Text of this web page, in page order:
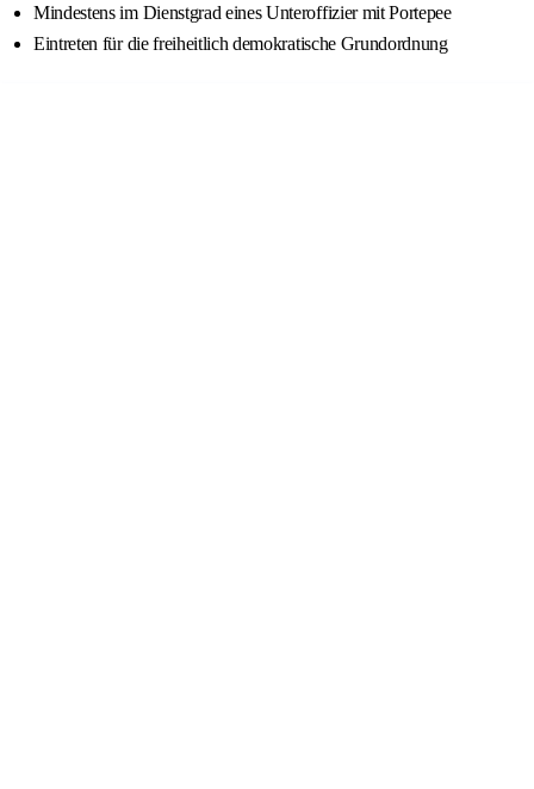
Mindestens im Dienstgrad eines Unteroffizier mit Portepee
Eintreten für die freiheitlich demokratische Grundordnung